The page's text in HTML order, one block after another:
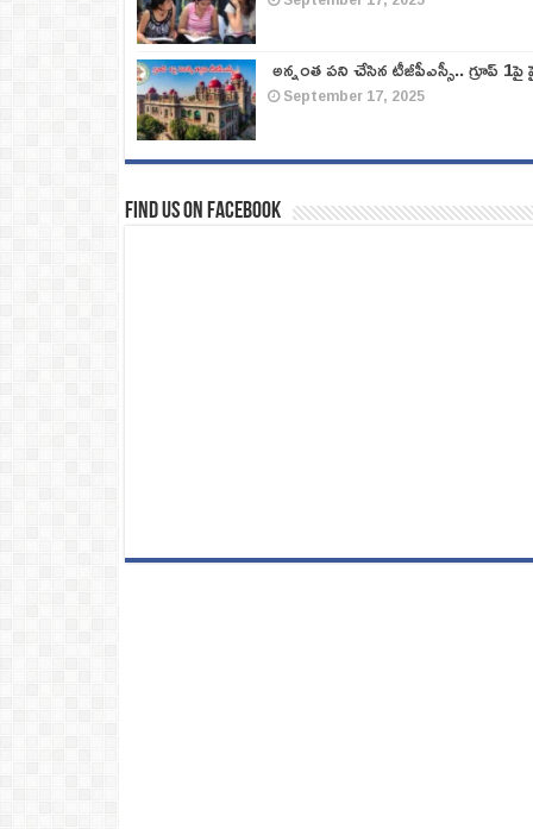
అన్నంత పని చేసిన టీజీపీఎస్సీ.. గ్రూప్‌
September 17, 2025
Find us on Facebook